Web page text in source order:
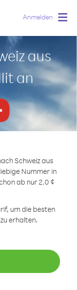
Anmelden
aus
an
Schweiz aus
Nummer in
ab nur 2.0 ¢
um die besten
erhalten.